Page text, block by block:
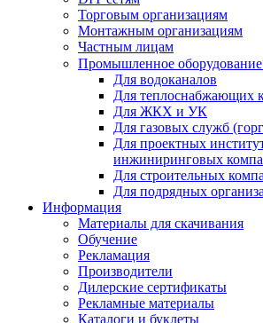
Торговым организациям
Монтажным организациям
Частным лицам
Промышленное
Для водоканалов
Для теплоснабжающих
Для ЖКХ и УК
Для газовых служб
Для проектных
инжиниринговых
Для строительных
Для подрядных
Информация
Материалы для скачивания
Обучение
Рекламация
Производители
Дилерские сертификаты
Рекламные материалы
Каталоги и буклеты